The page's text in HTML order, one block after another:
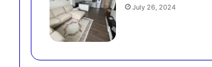
July 26, 2024